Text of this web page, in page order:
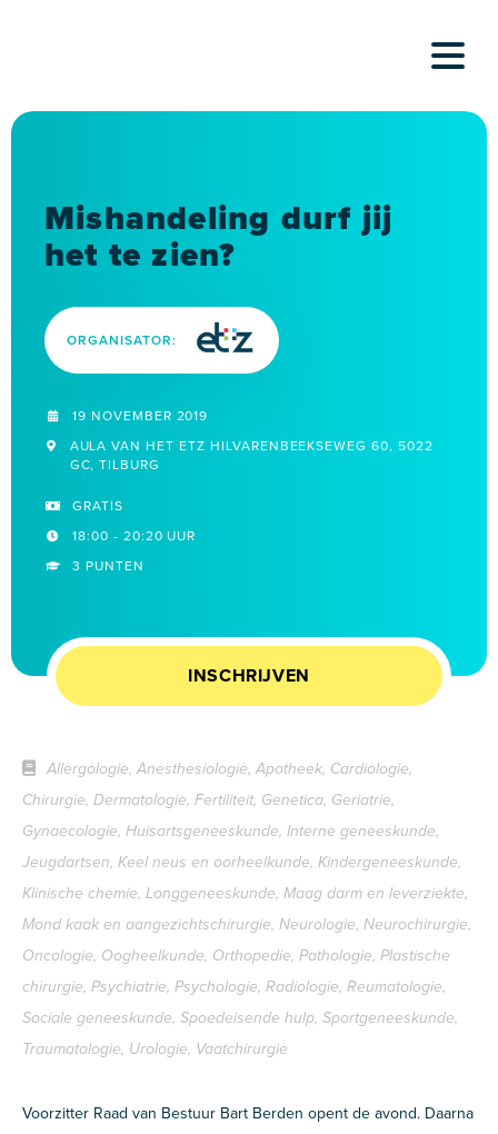
Mishandeling durf jij
het te zien?
ORGANISATOR:
19 NOVEMBER 2019
AULA VAN HET ETZ HILVARENBEEKSEWEG 60, 5022
GC, TILBURG
GRATIS
18:00 - 20:20 UUR
3 PUNTEN
INSCHRIJVEN
Allergologie, Anesthesiologie, Apotheek, Cardiologie,
Chirurgie, Dermatologie, Fertiliteit, Genetica, Geriatrie,
Gynaecologie, Huisartsgeneeskunde, Interne geneeskunde,
Jeugdartsen, Keel neus en oorheelkunde, Kindergeneeskunde,
Klinische chemie, Longgeneeskunde, Maag darm en leverziekte,
Mond kaak en aangezichtschirurgie, Neurologie, Neurochirurgie,
Oncologie, Oogheelkunde, Orthopedie, Pathologie, Plastische
chirurgie, Psychiatrie, Psychologie, Radiologie, Reumatologie,
Sociale geneeskunde, Spoedeisende hulp, Sportgeneeskunde,
Traumatologie, Urologie, Vaatchirurgie
Voorzitter Raad van Bestuur Bart Berden opent de avond. Daarna